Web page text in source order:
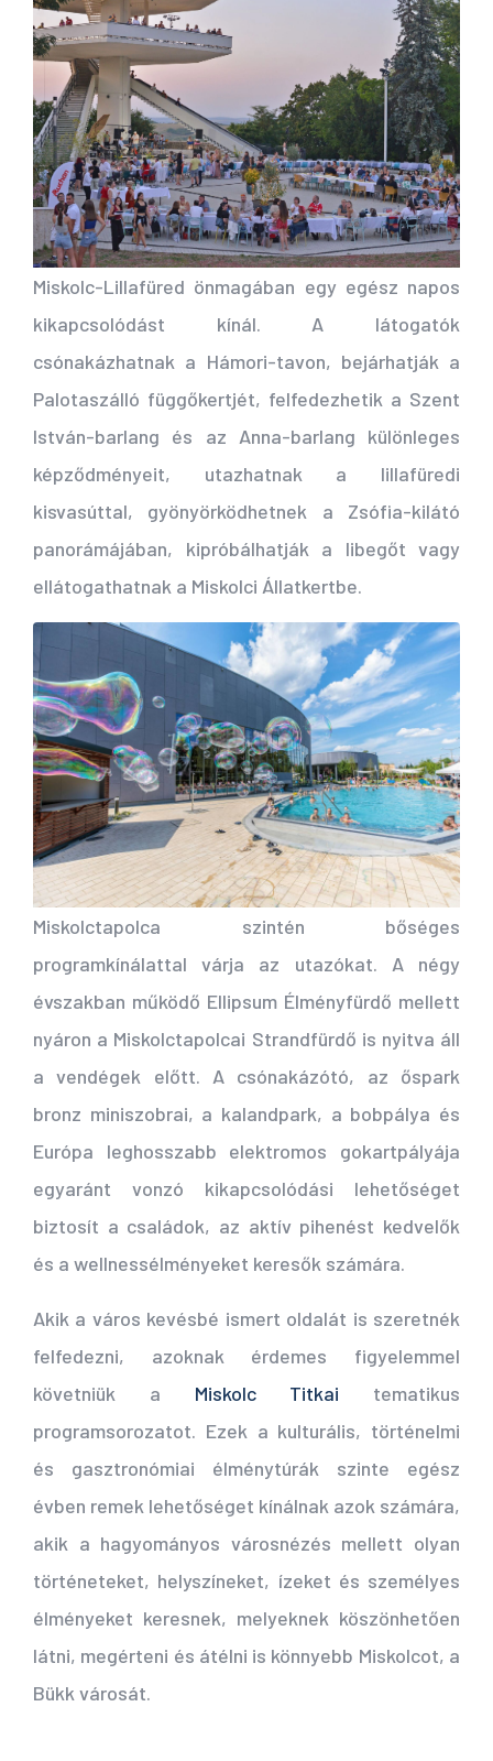
Miskolc-Lillafüred önmagában egy egész napos
kikapcsolódást kínál. A látogatók
csónakázhatnak a Hámori-tavon, bejárhatják a
Palotaszálló függőkertjét, felfedezhetik a Szent
István-barlang és az Anna-barlang különleges
képződményeit, utazhatnak a lillafüredi
kisvasúttal, gyönyörködhetnek a Zsófia-kilátó
panorámájában, kipróbálhatják a libegőt vagy
ellátogathatnak a Miskolci Állatkertbe.
Miskolctapolca szintén bőséges
programkínálattal várja az utazókat. A négy
évszakban működő Ellipsum Élményfürdő mellett
nyáron a Miskolctapolcai Strandfürdő is nyitva áll
a vendégek előtt. A csónakázótó, az őspark
bronz miniszobrai, a kalandpark, a bobpálya és
Európa leghosszabb elektromos gokartpályája
egyaránt vonzó kikapcsolódási lehetőséget
biztosít a családok, az aktív pihenést kedvelők
és a wellnessélményeket keresők számára.
Akik a város kevésbé ismert oldalát is szeretnék
felfedezni, azoknak érdemes figyelemmel
követniük a Miskolc Titkai tematikus
programsorozatot. Ezek a kulturális, történelmi
és gasztronómiai élménytúrák szinte egész
évben remek lehetőséget kínálnak azok számára,
akik a hagyományos városnézés mellett olyan
történeteket, helyszíneket, ízeket és személyes
élményeket keresnek, melyeknek köszönhetően
látni, megérteni és átélni is könnyebb Miskolcot, a
Bükk városát.